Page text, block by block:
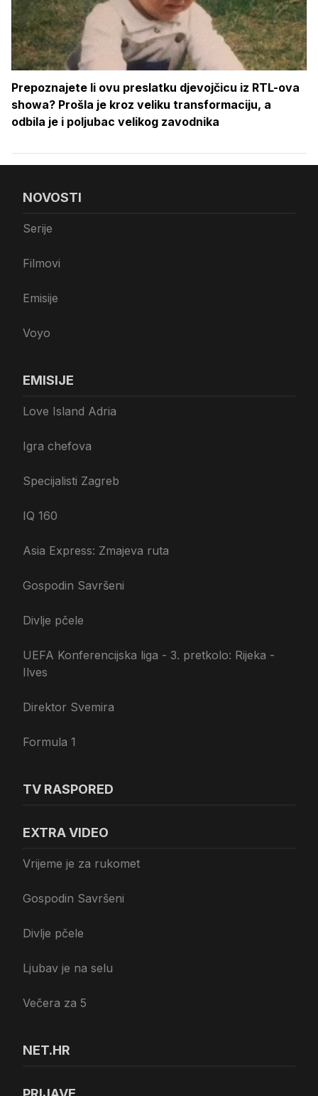
Prepoznajete li ovu preslatku djevojčicu iz RTL-ova
showa? Prošla je kroz veliku transformaciju, a
odbila je i poljubac velikog zavodnika
NOVOSTI
Serije
Filmovi
Emisije
Voyo
EMISIJE
Love Island Adria
Igra chefova
Specijalisti Zagreb
IQ 160
Asia Express: Zmajeva ruta
Gospodin Savršeni
Divlje pčele
UEFA Konferencijska liga - 3. pretkolo: Rijeka -
Ilves
Direktor Svemira
Formula 1
TV RASPORED
EXTRA VIDEO
Vrijeme je za rukomet
Gospodin Savršeni
Divlje pčele
Ljubav je na selu
Večera za 5
NET.HR